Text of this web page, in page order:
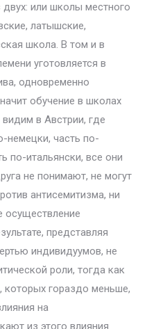
двух: или школы местного
латышские,
школа. В том и в
уготовляется в
одновременно
обучение в школах
в Австрии, где
немецки, часть по-
по-итальянски, все они
не понимают, не могут
антисемитизма, ни
осуществление
представляя
индивидуумов, не
роли, тогда как
которых гораздо меньше,
на
из этого влияния